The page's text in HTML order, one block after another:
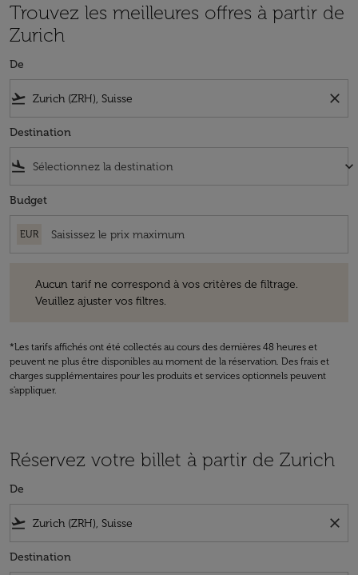
Trouvez les meilleures offres à partir de
Zurich
De
flight_takeoff close
Destination
flight_land keyboard_arrow_down
Budget
EUR
Aucun tarif ne correspond à vos critères de filtrage.
Veuillez ajuster vos filtres.
*Les tarifs affichés ont été collectés au cours des dernières 48 heures et
peuvent ne plus être disponibles au moment de la réservation. Des frais et
charges supplémentaires pour les produits et services optionnels peuvent
s'appliquer.
Réservez votre billet à partir de Zurich
De
flight_takeoff close
Destination